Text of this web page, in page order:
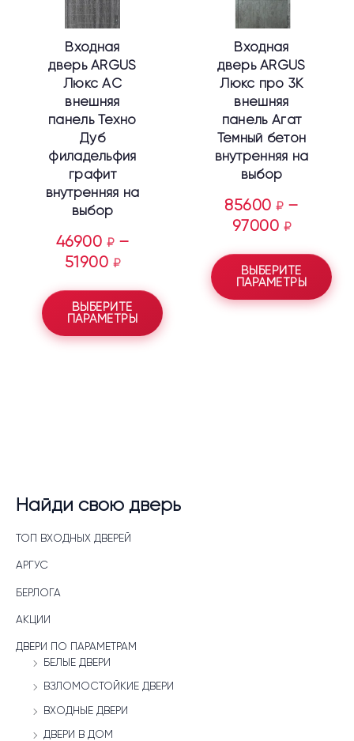
Найди свою дверь
ТОП ВХОДНЫХ ДВЕРЕЙ
АРГУС
БЕРЛОГА
АКЦИИ
ДВЕРИ ПО ПАРАМЕТРАМ
БЕЛЫЕ ДВЕРИ
ВЗЛОМОСТОЙКИЕ ДВЕРИ
ВХОДНЫЕ ДВЕРИ
ДВЕРИ В ДОМ
Входная
дверь ARGUS
Люкс АС
внешняя
панель Техно
Дуб
филадельфия
графит
внутренняя на
выбор
46900 ₽ –
51900 ₽
ВЫБЕРИТЕ
ПАРАМЕТРЫ
можно
выбрать
на
странице
товара.
Входная
дверь ARGUS
Люкс про 3К
внешняя
панель Агат
Темный бетон
внутренняя на
выбор
85600₽ –
97000 ₽
ВЫБЕРИТЕ
ПАРАМЕТРЫ
можно
выбрать
на
странице
товара.